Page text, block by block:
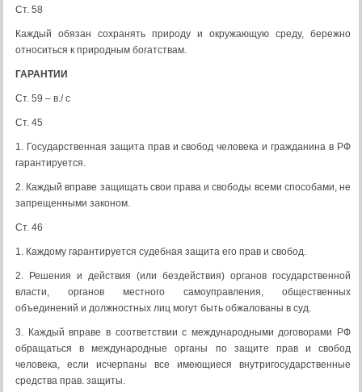
Ст. 58
Каждый обязан сохранять природу и окружающую среду, бережно
относиться к природным богатствам.
ГАРАНТИИ
Ст. 59 – в./ с
Ст. 45
1. Государственная защита прав и свобод человека и гражданина в РФ
гарантируется.
2. Каждый вправе защищать свои права и свободы всеми способами, не
запрещенными законом.
Ст. 46
1. Каждому гарантируется судебная защита его прав и свобод.
2. Решения и действия (или бездействия) органов государственной
власти, органов местного самоуправления, общественных
объединений и должностных лиц могут быть обжалованы в суд.
3. Каждый вправе в соответствии с международными договорами РФ
обращаться в международные органы по защите прав и свобод
человека, если исчерпаны все имеющиеся внутригосударственные
средства прав. защиты.